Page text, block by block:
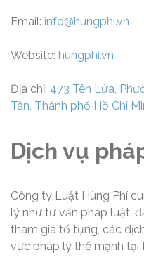
Email: info@hungphi.vn
Website: hungphi.vn
Địa chỉ: 473 Tên Lửa,
Tân, Thành phố Hồ Chí
Dịch vụ
Công ty Luật Hùng Phí
lý như tư vấn pháp luật,
tham gia tố tụng, các
vực pháp lý thế mạnh tại